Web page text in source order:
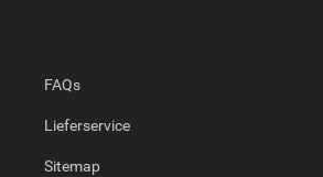
FAQs
Lieferservice
Sitemap